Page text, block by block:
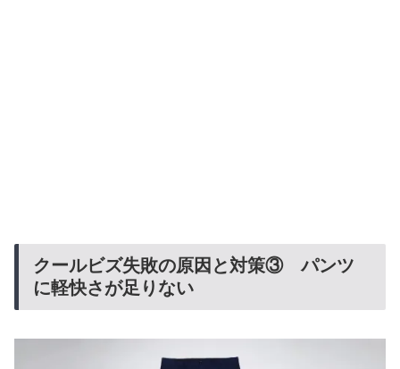
クールビズ失敗の原因と対策③ パンツ
に軽快さが足りない